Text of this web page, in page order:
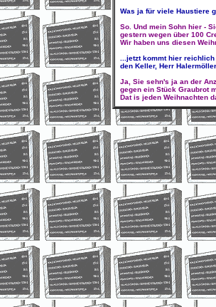
Was ja für viele Haustiere
So. Und mein Sohn hier -
gestern wegen über 100
Wir haben uns diesen
...jetzt kommt hier
den Keller, Herr
Ja, Sie sehn's ja an der
gegen ein Stück Graubrot
Dat is jeden Weihnachten